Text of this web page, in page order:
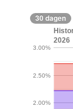
30 dagen
2026
2.00%
2.50%
3.00%